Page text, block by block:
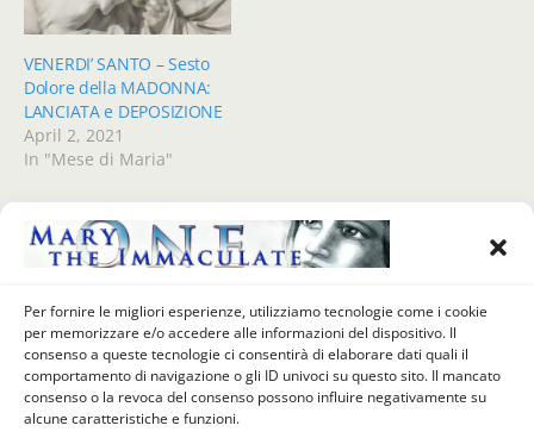
Per fornire le migliori esperienze, utilizziamo tecnologie come i cookie
per memorizzare e/o accedere alle informazioni del dispositivo. Il
consenso a queste tecnologie ci consentirà di elaborare dati quali il
comportamento di navigazione o gli ID univoci su questo sito. Il mancato
consenso o la revoca del consenso possono influire negativamente su
alcune caratteristiche e funzioni.
VENERDI’ SANTO – Sesto
Dolore della MADONNA:
LANCIATA e DEPOSIZIONE
April 2, 2021
In "Mese di Maria"
MESE DI MAGGIO (27°
GIORNO) - Sesto Dolore
Della MADONNA: LANCIATA
E DEPOSIZIONE
MESE DI MAGGIO (29°
GIORNO) - MARIA REGINA